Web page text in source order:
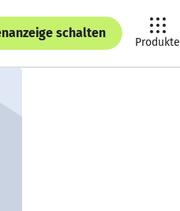
schalten
Produkte